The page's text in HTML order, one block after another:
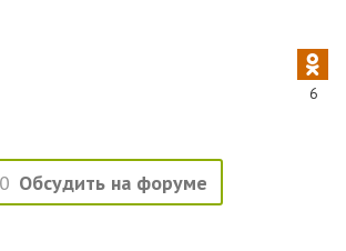
6
Обсудить на форуме